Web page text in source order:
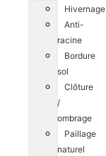
Hivernage
Anti-
racine
Bordure
sol
Clôture
/
ombrage
Paillage
naturel